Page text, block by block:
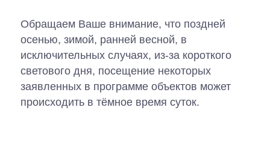
Обращаем Ваше внимание, что поздней
осенью, зимой, ранней весной, в
исключительных случаях, из-за короткого
светового дня, посещение некоторых
заявленных в программе объектов может
происходить в тёмное время суток.